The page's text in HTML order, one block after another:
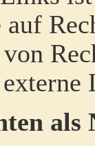
als